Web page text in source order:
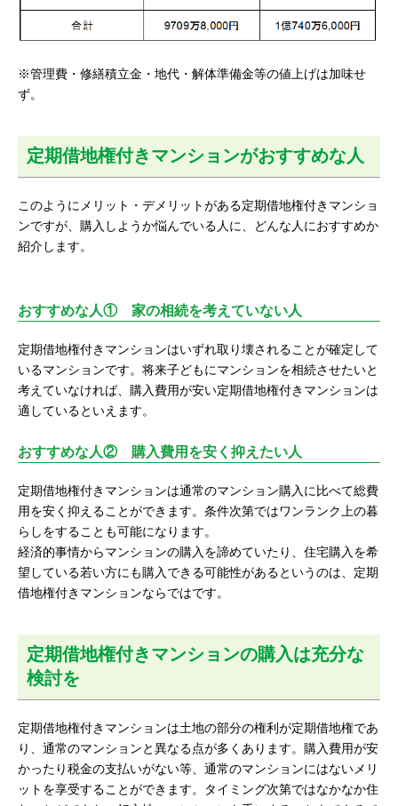
※管理費・修繕積立金・地代・解体準備金等の値上げは加味せ
ず。
定期借地権付きマンションがおすすめな人
このようにメリット・デメリットがある定期借地権付きマンショ
ンですが、購入しようか悩んでいる人に、どんな人におすすめか
紹介します。
おすすめな人① 家の相続を考えていない人
定期借地権付きマンションはいずれ取り壊されることが確定して
いるマンションです。将来子どもにマンションを相続させたいと
考えていなければ、購入費用が安い定期借地権付きマンションは
適しているといえます。
おすすめな人② 購入費用を安く抑えたい人
定期借地権付きマンションは通常のマンション購入に比べて総費
用を安く抑えることができます。条件次第ではワンランク上の暮
らしをすることも可能になります。
経済的事情からマンションの購入を諦めていたり、住宅購入を希
望している若い方にも購入できる可能性があるというのは、定期
借地権付きマンションならではです。
定期借地権付きマンションの購入は充分な
検討を
定期借地権付きマンションは土地の部分の権利が定期借地権であ
り、通常のマンションと異なる点が多くあります。購入費用が安
かったり税金の支払いがない等、通常のマンションにはないメリ
ットを享受することができます。タイミング次第ではなかなか住